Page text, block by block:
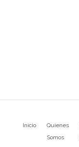
Inicio
Quienes
Somos